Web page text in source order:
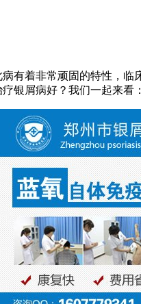
有着非常顽固的特性，
银屑病好？我们一起来看：